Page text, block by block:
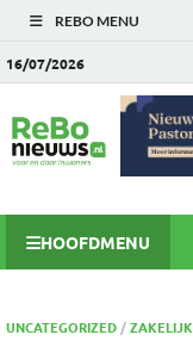
REBO MENU
16/07/2026
HOOFDMENU
UNCATEGORIZED/ZAKELIJK